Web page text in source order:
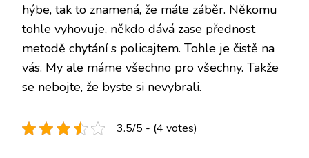
hýbe, tak to znamená, že máte záběr. Někomu
tohle vyhovuje, někdo dává zase přednost
metodě chytání s policajtem. Tohle je čistě na
vás. My ale máme všechno pro všechny. Takže
se nebojte, že byste si nevybrali.
3.5/5 - (4 votes)